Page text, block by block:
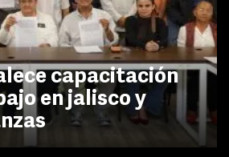
capacitación
en jalisco y